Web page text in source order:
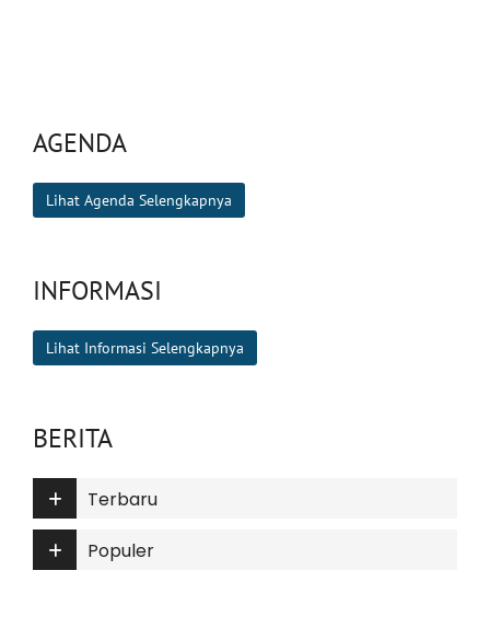
AGENDA
Lihat Agenda Selengkapnya
INFORMASI
Lihat Informasi Selengkapnya
BERITA
Terbaru
Populer